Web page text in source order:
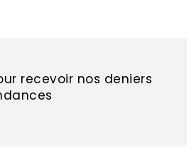
recevoir nos deniers